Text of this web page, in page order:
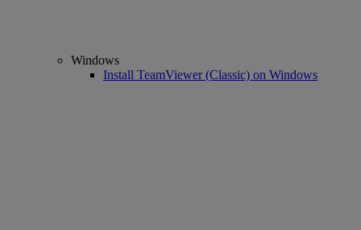
Windows
Install TeamViewer (Classic) on Windows